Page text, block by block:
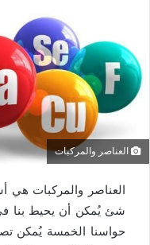
العناصر والمركبات
العناصر والمركبات
شئ يُمكن أن يحيط بنا
حواسنا الخمسة يُمكن